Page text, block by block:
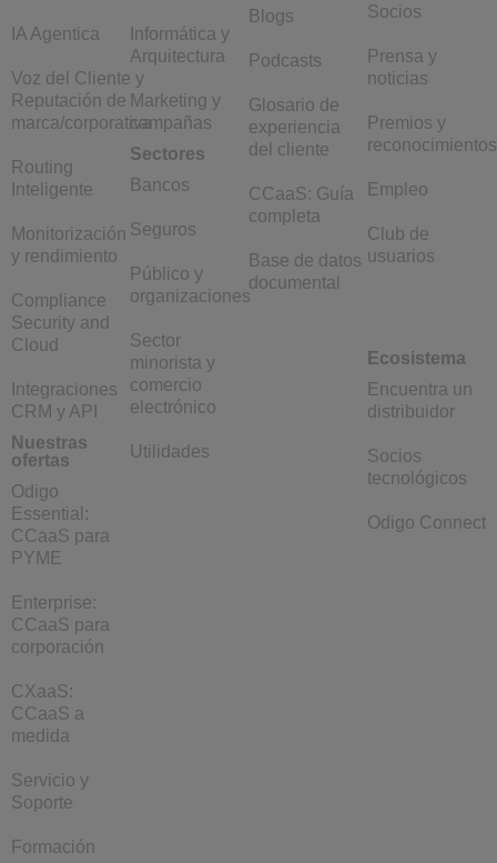
IA Agentica
Voz del Cliente y
Reputación de
marca/corporativa
Routing
Inteligente
Monitorización
y rendimiento
Compliance
Security and
Cloud
Integraciones
CRM y API
Nuestras
ofertas
Odigo
Essential:
CCaaS para
PYME
Enterprise:
CCaaS para
corporación
CXaaS:
CCaaS a
medida
Servicio y
Soporte
Formación
Informática y
Arquitectura
Marketing y
campañas
Sectores
Bancos
Seguros
Público y
organizaciones
Sector
minorista y
comercio
electrónico
Utilidades
Blogs
Podcasts
Glosario de
experiencia
del cliente
CCaaS: Guía
completa
Base de datos
documental
Socios
Prensa y
noticias
Premios y
reconocimientos
Empleo
Club de
usuarios
Ecosistema
Encuentra un
distribuidor
Socios
tecnológicos
Odigo Connect